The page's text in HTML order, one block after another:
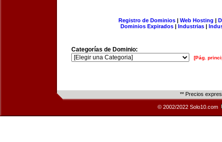
Registro de Dominios| Web Hosting |
Dominios Expirados | Industrias |
Categorías de Dominio:
[Pág.
** Precios
© 2002/2022 Solo10.com